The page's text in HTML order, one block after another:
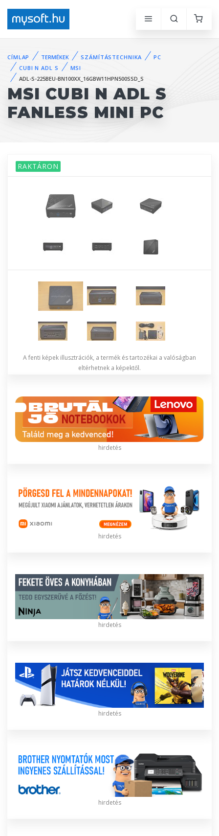
CÍMLAP TERMÉKEK SZÁMÍTÁSTECHNIKA
PC
CUBI N ADL S
MSI
ADL-S-225BEU-BN100XX_16GBW11HPN500SSD_S
MSI CUBI N ADL S
FANLESS MINI PC
RAKTÁRON
A fenti képek illusztrációk, a termék és tartozékai a valóságban
eltérhetnek a képektől.
hirdetés
hirdetés
hirdetés
hirdetés
hirdetés